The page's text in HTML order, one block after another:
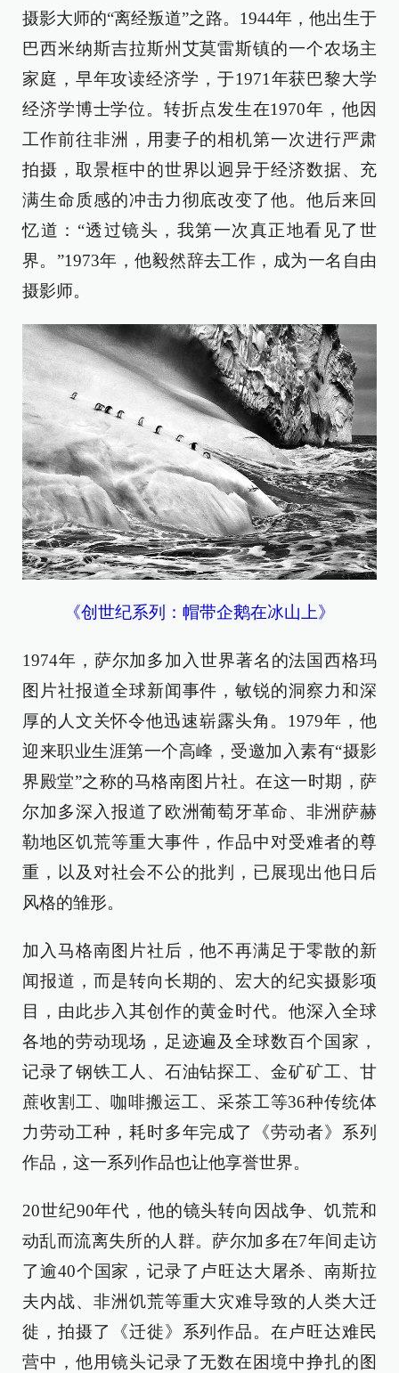
摄影大师的“离经叛道”之路。1944年，他出生于
巴西米纳斯吉拉斯州艾莫雷斯镇的一个农场主
家庭，早年攻读经济学，于1971年获巴黎大学
经济学博士学位。转折点发生在1970年，他因
工作前往非洲，用妻子的相机第一次进行严肃
拍摄，取景框中的世界以迥异于经济数据、充
满生命质感的冲击力彻底改变了他。他后来回
忆道：“透过镜头，我第一次真正地看见了世
界。”1973年，他毅然辞去工作，成为一名自由
摄影师。
《创世纪系列：帽带企鹅在冰山上》
1974年，萨尔加多加入世界著名的法国西格玛
图片社报道全球新闻事件，敏锐的洞察力和深
厚的人文关怀令他迅速崭露头角。1979年，他
迎来职业生涯第一个高峰，受邀加入素有“摄影
界殿堂”之称的马格南图片社。在这一时期，萨
尔加多深入报道了欧洲葡萄牙革命、非洲萨赫
勒地区饥荒等重大事件，作品中对受难者的尊
重，以及对社会不公的批判，已展现出他日后
风格的雏形。
加入马格南图片社后，他不再满足于零散的新
闻报道，而是转向长期的、宏大的纪实摄影项
目，由此步入其创作的黄金时代。他深入全球
各地的劳动现场，足迹遍及全球数百个国家，
记录了钢铁工人、石油钻探工、金矿矿工、甘
蔗收割工、咖啡搬运工、采茶工等36种传统体
力劳动工种，耗时多年完成了《劳动者》系列
作品，这一系列作品也让他享誉世界。
20世纪90年代，他的镜头转向因战争、饥荒和
动乱而流离失所的人群。萨尔加多在7年间走访
了逾40个国家，记录了卢旺达大屠杀、南斯拉
夫内战、非洲饥荒等重大灾难导致的人类大迁
徙，拍摄了《迁徙》系列作品。在卢旺达难民
营中，他用镜头记录了无数在困境中挣扎的图